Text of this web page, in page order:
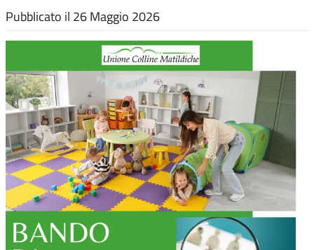
Pubblicato il 26 Maggio 2026